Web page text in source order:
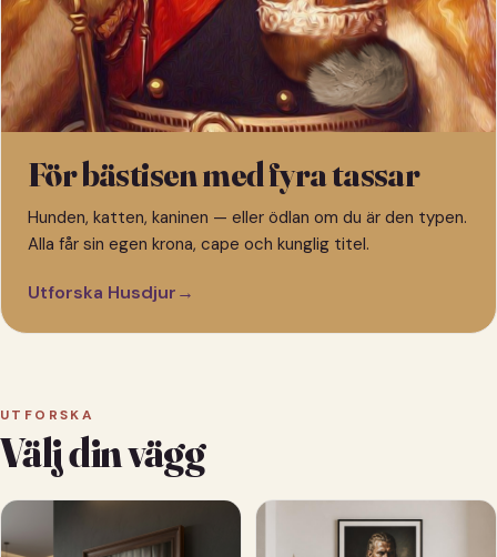
För bästisen med fyra tassar
Hunden, katten, kaninen — eller ödlan om du är den typen.
Alla får sin egen krona, cape och kunglig titel.
Utforska Husdjur→
UTFORSKA
Välj din vägg